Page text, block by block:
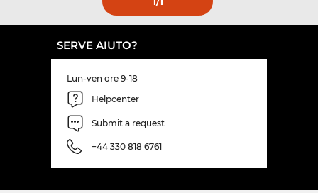
SERVE AIUTO?
Lun-ven ore 9-18
Helpcenter
Submit a request
+44 330 818 6761